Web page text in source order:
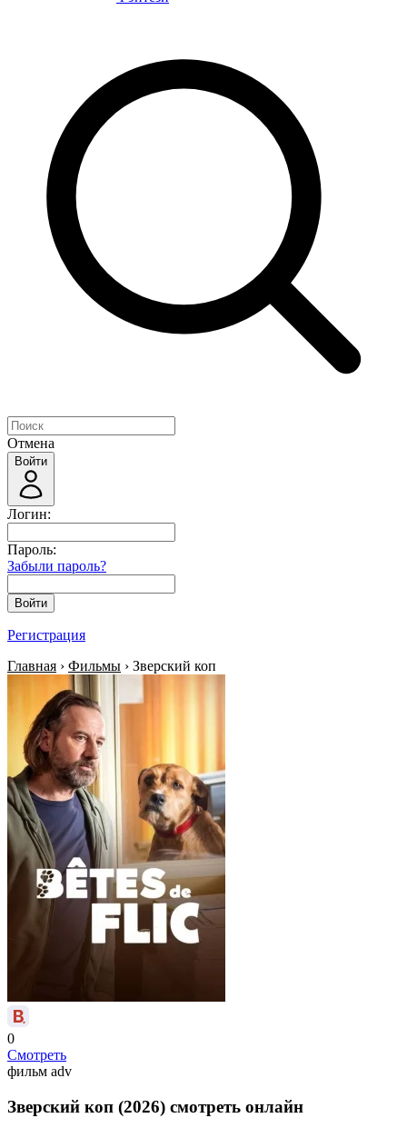
Отмена
Войти
Логин:
Пароль:
Забыли пароль?
Войти
Регистрация
Главная › Фильмы › Зверский коп
0
Смотреть
фильм adv
Зверский коп (2026) смотреть онлайн